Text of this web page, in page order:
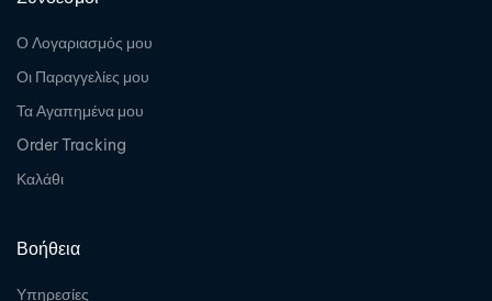
Ο Λογαριασμός μου
Οι Παραγγελίες μου
Τα Αγαπημένα μου
Order Tracking
Καλάθι
Βοήθεια
Υπηρεσίες